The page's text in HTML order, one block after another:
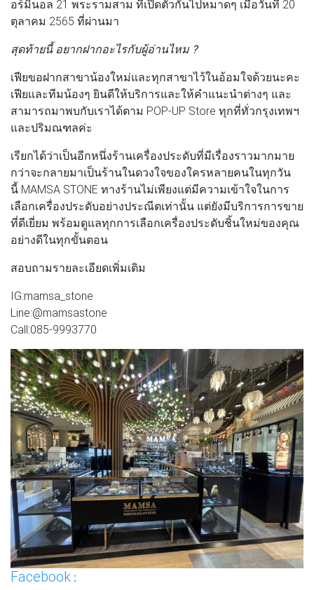
อร์มินอล 21 พระรามสาม ที่เปิดตัวกันไปหมาดๆ เมื่อวันที่ 20
ตุลาคม 2565 ที่ผ่านมา
สุดท้ายนี้ อยากฝากอะไรกับผู้อ่านไหม ?
เฟียขอฝากสาขาน้องใหม่และทุกสาขาไว้ในอ้อมใจด้วยนะคะ
เฟียและทีมน้องๆ ยินดีให้บริการและให้คำแนะนำต่างๆ และ
สามารถมาพบกับเราได้ตาม POP-UP Store ทุกที่ทั่วกรุงเทพฯ
และปริมณฑลค่ะ
เรียกได้ว่าเป็นอีกหนึ่งร้านเครื่องประดับที่มีเรื่องราวมากมาย
กว่าจะกลายมาเป็นร้านในดวงใจของใครหลายคนในทุกวัน
นี้ MAMSA STONE ทางร้านไม่เพียงแต่มีความเข้าใจในการ
เลือกเครื่องประดับอย่างประณีตเท่านั้น แต่ยังมีบริการการขาย
ที่ดีเยี่ยม พร้อมดูแลทุกการเลือกเครื่องประดับชิ้นใหม่ของคุณ
อย่างดีในทุกขั้นตอน
สอบถามรายละเอียดเพิ่มเติม
IG:mamsa_stone
Line:@mamsastone
Call:085-9993770
Facebook :